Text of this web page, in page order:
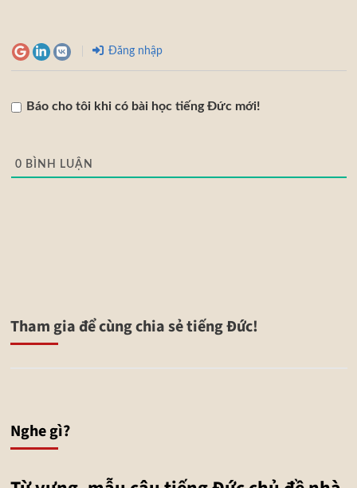
Đăng nhập
Báo cho tôi khi có bài học tiếng Đức mới!
0 BÌNH LUẬN
Tham gia để cùng chia sẻ tiếng Đức!
Nghe gì?